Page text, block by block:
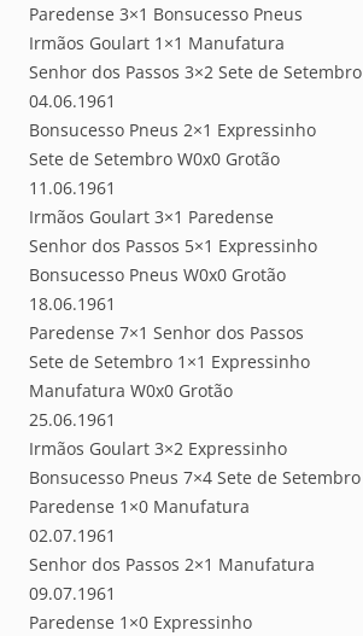
Paredense 3×1 Bonsucesso Pneus
Irmãos Goulart 1×1 Manufatura
Senhor dos Passos 3×2 Sete de Setembro
04.06.1961
Bonsucesso Pneus 2×1 Expressinho
Sete de Setembro W0x0 Grotão
11.06.1961
Irmãos Goulart 3×1 Paredense
Senhor dos Passos 5×1 Expressinho
Bonsucesso Pneus W0x0 Grotão
18.06.1961
Paredense 7×1 Senhor dos Passos
Sete de Setembro 1×1 Expressinho
Manufatura W0x0 Grotão
25.06.1961
Irmãos Goulart 3×2 Expressinho
Bonsucesso Pneus 7×4 Sete de Setembro
Paredense 1×0 Manufatura
02.07.1961
Senhor dos Passos 2×1 Manufatura
09.07.1961
Paredense 1×0 Expressinho